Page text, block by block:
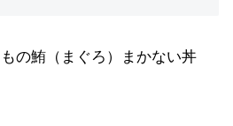
の鮪（まぐろ）まかない丼